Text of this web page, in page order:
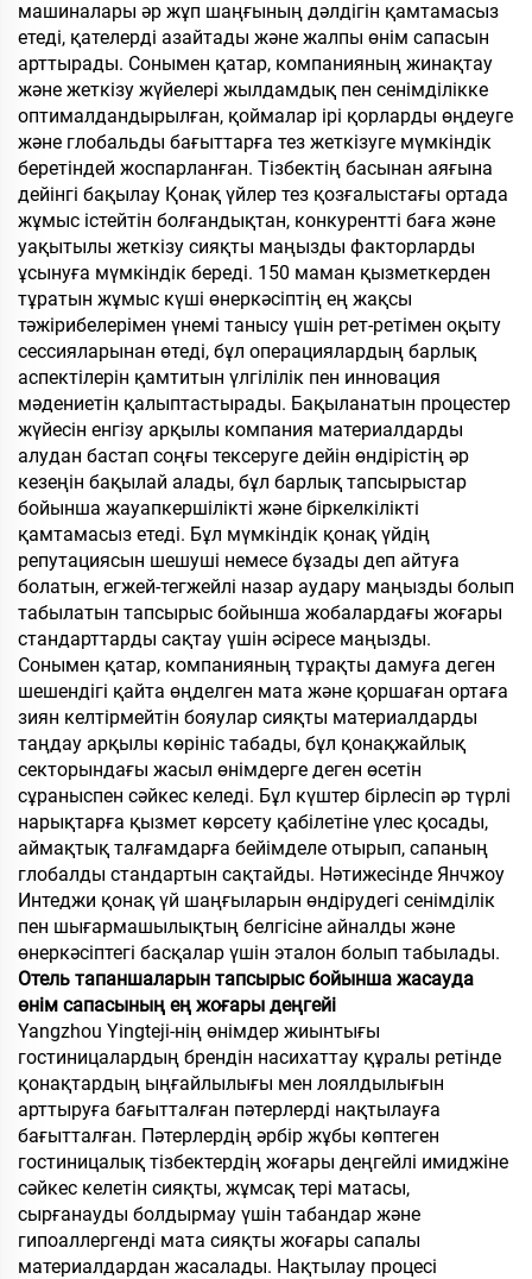
машиналары әр жұп шаңғының дәлдігін қамтамасыз
етеді, қателерді азайтады және жалпы өнім сапасын
арттырады. Сонымен қатар, компанияның жинақтау
және жеткізу жүйелері жылдамдық пен сенімділікке
оптималдандырылған, қоймалар ірі қорларды өңдеуге
және глобальды бағыттарға тез жеткізуге мүмкіндік
беретіндей жоспарланған. Тізбектің басынан аяғына
дейінгі бақылау Қонақ үйлер тез қозғалыстағы ортада
жұмыс істейтін болғандықтан, конкурентті баға және
уақытылы жеткізу сияқты маңызды факторларды
ұсынуға мүмкіндік береді. 150 маман қызметкерден
тұратын жұмыс күші өнеркәсіптің ең жақсы
тәжірибелерімен үнемі танысу үшін рет-ретімен оқыту
сессияларынан өтеді, бұл операциялардың барлық
аспектілерін қамтитын үлгілілік пен инновация
мәдениетін қалыптастырады. Бақыланатын процестер
жүйесін енгізу арқылы компания материалдарды
алудан бастап соңғы тексеруге дейін өндірістің әр
кезеңін бақылай алады, бұл барлық тапсырыстар
бойынша жауапкершілікті және біркелкілікті
қамтамасыз етеді. Бұл мүмкіндік қонақ үйдің
репутациясын шешуші немесе бұзады деп айтуға
болатын, егжей-тегжейлі назар аудару маңызды болып
табылатын тапсырыс бойынша жобалардағы жоғары
стандарттарды сақтау үшін әсіресе маңызды.
Сонымен қатар, компанияның тұрақты дамуға деген
шешендігі қайта өңделген мата және қоршаған ортаға
зиян келтірмейтін бояулар сияқты материалдарды
таңдау арқылы көрініс табады, бұл қонақжайлық
секторындағы жасыл өнімдерге деген өсетін
сұраныспен сәйкес келеді. Бұл күштер бірлесіп әр түрлі
нарықтарға қызмет көрсету қабілетіне үлес қосады,
аймақтық талғамдарға бейімделе отырып, сапаның
глобалды стандартын сақтайды. Нәтижесінде Янчжоу
Интеджи қонақ үй шаңғыларын өндірудегі сенімділік
пен шығармашылықтың белгісіне айналды және
өнеркәсіптегі басқалар үшін эталон болып табылады.
Отель тапаншаларын тапсырыс бойынша жасауда
өнім сапасының ең жоғары деңгейі
Yangzhou Yingteji-нің өнімдер жиынтығы
гостиницалардың брендін насихаттау құралы ретінде
қонақтардың ыңғайлылығы мен лоялдылығын
арттыруға бағытталған пәтерлерді нақтылауға
бағытталған. Пәтерлердің әрбір жұбы көптеген
гостиницалық тізбектердің жоғары деңгейлі имиджіне
сәйкес келетін сияқты, жұмсақ тері матасы,
сырғанауды болдырмау үшін табандар және
гипоаллергенді мата сияқты жоғары сапалы
материалдардан жасалады. Нақтылау процесі